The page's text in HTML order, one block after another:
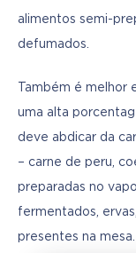
alimentos semi-
defumados.
Também é melhor
uma alta
deve abdicar da
– carne de peru,
preparadas no
fermentados,
presentes na mesa.